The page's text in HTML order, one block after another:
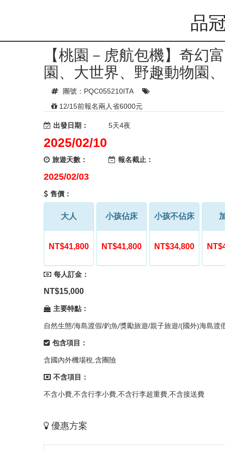
品
【桃園－虎航包機】奇幻
園、大世界、野趣動物園
團號：PQC055210ITA
12/15前報名兩人省6000元
出發日期：
2025/02/10
旅遊天數：
5天4夜
報名截止：
2025/02/03
售價：
大人
NT$41,800
小孩佔床
NT$41,800
小孩不佔床
NT$34,800
每人訂金：
NT$15,000
主要特點：
自然生態/海島渡假/釣魚/獎勵旅遊/親子旅遊/(國外)海島
包含項目：
含國內外機場稅,含團險
不含項目：
不含小費,不含行李小費,不含行李超重費,不含接送費
優惠方案